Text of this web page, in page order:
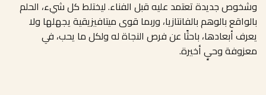
وشخوص جديدة تعتمد عليه قبل الفناء. ليختلط كل شيء، الحلم
بالواقع بالوهم بالفانتازيا، وربما قوى ميتافيزيقية يجهلها ولا
يعرف أبعادها، باحثًا عن فرص النجاة له ولكل ما يحب، في
معزوفة وحيٍ أخيرة.